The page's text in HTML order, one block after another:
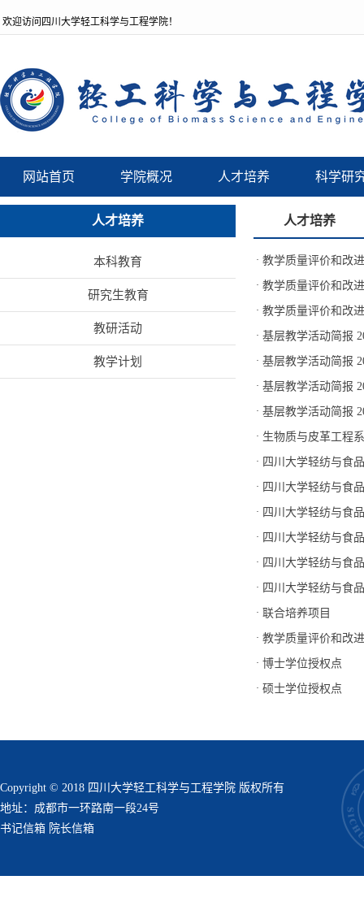
欢迎访问四川大学轻工科学与工程学院！
网站首页 学院概况 人才培养 科学研
人才培养
本科教育
研究生教育
教研活动
教学计划
人才培养
· 教学质量评价和改
· 教学质量评价和改
· 教学质量评价和改
· 基层教学活动简报
· 基层教学活动简报
· 基层教学活动简报
· 基层教学活动简报
· 生物质与皮革工程
· 四川大学轻纺与食
· 四川大学轻纺与食
· 四川大学轻纺与食
· 四川大学轻纺与食
· 四川大学轻纺与食
· 四川大学轻纺与食
· 联合培养项目
· 教学质量评价和改
· 博士学位授权点
· 硕士学位授权点
Copyright © 2018 四川大学轻工科学与工程学院 版权所有
地址：成都市一环路南一段24号
书记信箱 院长信箱